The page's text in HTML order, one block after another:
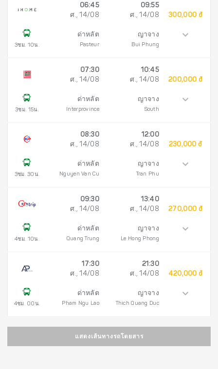
3ชม. 10น.
06:45
ศ., 14/08
ด่าหลัต
Pasteur
09:55
ศ., 14/08
ญาจาง
Bui Phung
300,000 đ
3ชม. 15น.
07:30
ศ., 14/08
ด่าหลัต
Interprovince
10:45
ศ., 14/08
ญาจาง
South
200,000 đ
3ชม. 30น.
08:30
ศ., 14/08
ด่าหลัต
Nguyen Van Cu
12:00
ศ., 14/08
ญาจาง
Tran Phu
230,000 đ
4ชม. 10น.
09:30
ศ., 14/08
ด่าหลัต
Quang Trung
13:40
ศ., 14/08
ญาจาง
Le Hong Phong
270,000 đ
4ชม. 00น.
17:30
ศ., 14/08
ด่าหลัต
Pham Ngu Lao
21:30
ศ., 14/08
ญาจาง
Thich Quang Duc
420,000 đ
แสดงเส้นทางรถโดยสาร